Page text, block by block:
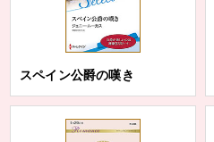
スペイン公爵の嘆き